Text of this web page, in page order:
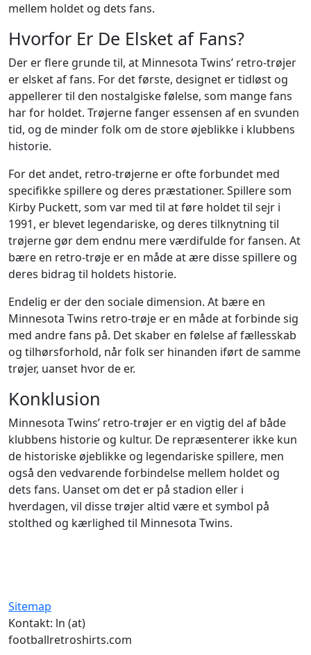
mellem holdet og dets fans.
Hvorfor Er De Elsket af Fans?
Der er flere grunde til, at Minnesota Twins’ retro-trøjer
er elsket af fans. For det første, designet er tidløst og
appellerer til den nostalgiske følelse, som mange fans
har for holdet. Trøjerne fanger essensen af en svunden
tid, og de minder folk om de store øjeblikke i klubbens
historie.
For det andet, retro-trøjerne er ofte forbundet med
specifikke spillere og deres præstationer. Spillere som
Kirby Puckett, som var med til at føre holdet til sejr i
1991, er blevet legendariske, og deres tilknytning til
trøjerne gør dem endnu mere værdifulde for fansen. At
bære en retro-trøje er en måde at ære disse spillere og
deres bidrag til holdets historie.
Endelig er der den sociale dimension. At bære en
Minnesota Twins retro-trøje er en måde at forbinde sig
med andre fans på. Det skaber en følelse af fællesskab
og tilhørsforhold, når folk ser hinanden iført de samme
trøjer, uanset hvor de er.
Konklusion
Minnesota Twins’ retro-trøjer er en vigtig del af både
klubbens historie og kultur. De repræsenterer ikke kun
de historiske øjeblikke og legendariske spillere, men
også den vedvarende forbindelse mellem holdet og
dets fans. Uanset om det er på stadion eller i
hverdagen, vil disse trøjer altid være et symbol på
stolthed og kærlighed til Minnesota Twins.
Sitemap
Kontakt: ln (at)
footballretroshirts.com